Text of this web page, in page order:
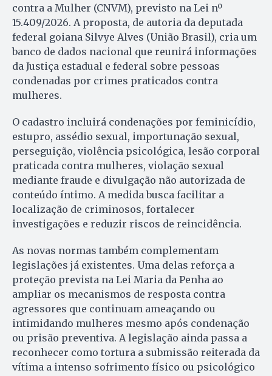
contra a Mulher (CNVM), previsto na Lei nº
15.409/2026. A proposta, de autoria da deputada
federal goiana Silvye Alves (União Brasil), cria um
banco de dados nacional que reunirá informações
da Justiça estadual e federal sobre pessoas
condenadas por crimes praticados contra
mulheres.
O cadastro incluirá condenações por feminicídio,
estupro, assédio sexual, importunação sexual,
perseguição, violência psicológica, lesão corporal
praticada contra mulheres, violação sexual
mediante fraude e divulgação não autorizada de
conteúdo íntimo. A medida busca facilitar a
localização de criminosos, fortalecer
investigações e reduzir riscos de reincidência.
As novas normas também complementam
legislações já existentes. Uma delas reforça a
proteção prevista na Lei Maria da Penha ao
ampliar os mecanismos de resposta contra
agressores que continuam ameaçando ou
intimidando mulheres mesmo após condenação
ou prisão preventiva. A legislação ainda passa a
reconhecer como tortura a submissão reiterada da
vítima a intenso sofrimento físico ou psicológico